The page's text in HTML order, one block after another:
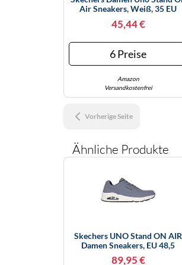
Air Sneakers, Weiß, 35 EU
45,44 €
6 Preise
Amazon
Versandkostenfrei
Vorherige Seite
Ähnliche Produkte
Skechers UNO Stand ON AIR
Damen Sneakers, EU 48,5
89,95 €